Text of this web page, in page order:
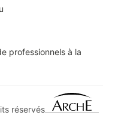
professionnels à la
réservés